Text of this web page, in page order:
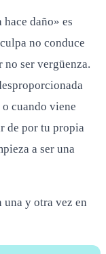
daño» es
no conduce
ser vergüenza.
cuando viene
de por tu propia
a ser una
y otra vez en